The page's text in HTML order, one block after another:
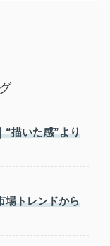
“描いた感”より
場トレンドから